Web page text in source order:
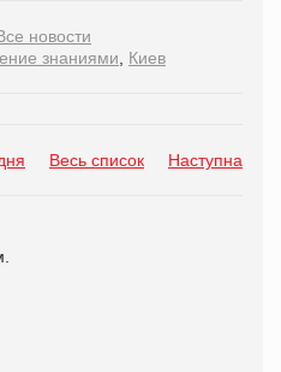
новости
знаниями, Киев
Весь список Наступна